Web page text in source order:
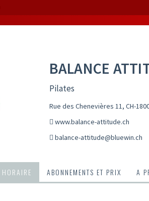
BALANCE
Pilates
Rue des Chenevières 11, CH-
www.balance-attitude.ch
balance-attitude@bluewin.ch
HORAIRE ABONNEMENTS ET PRIX A